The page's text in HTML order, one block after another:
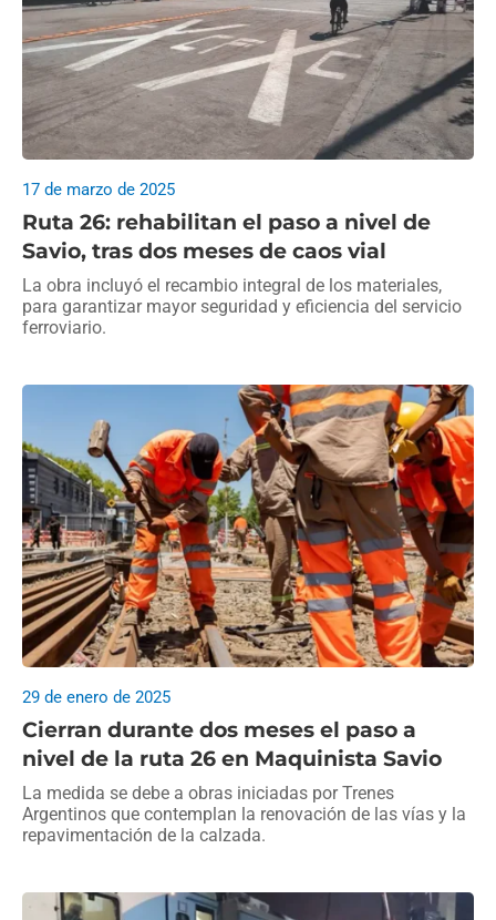
Ruta 26: rehabilitan el paso a nivel de
Savio, tras dos meses de caos vial
17 de marzo de 2025
La obra incluyó el recambio integral de los materiales,
para garantizar mayor seguridad y eficiencia del servicio
ferroviario.
Cierran durante dos meses el paso a
nivel de la ruta 26 en Maquinista Savio
29 de enero de 2025
La medida se debe a obras iniciadas por Trenes
Argentinos que contemplan la renovación de las vías y la
repavimentación de la calzada.